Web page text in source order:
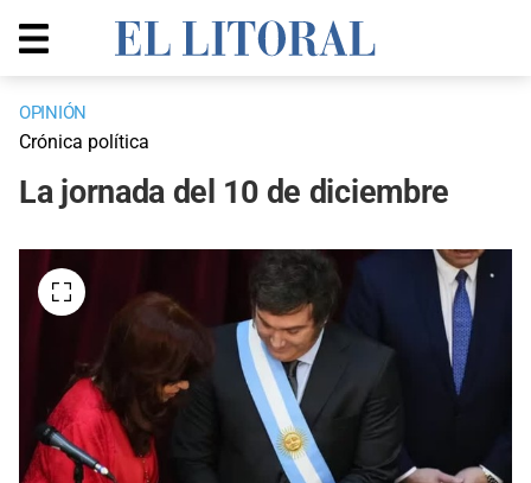
OPINIÓN
Crónica política
La jornada del 10 de diciembre